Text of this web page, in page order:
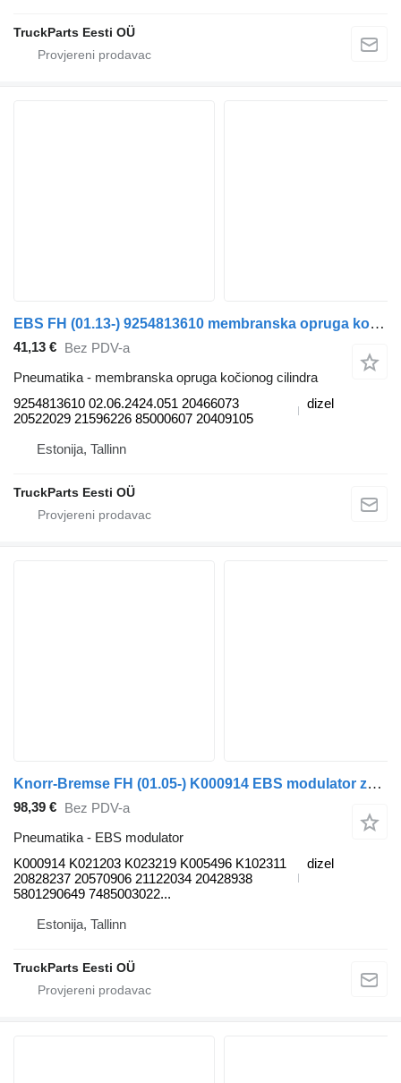
TruckParts Eesti OÜ
EBS FH (01.13-) 9254813610 membranska opruga kočionog cilindra za Volvo FH, FM, FMX-4 series (2013-) tegljača
41,13 € Bez PDV-a
Pneumatika - membranska opruga kočionog cilindra
9254813610 02.06.2424.051 20466073
20522029 21596226 85000607 20409105
dizel
Estonija, Tallinn
TruckParts Eesti OÜ
Knorr-Bremse FH (01.05-) K000914 EBS modulator za Volvo FH12, FH16, NH12, FH, VNL780 (1993-2014) tegljača
98,39 € Bez PDV-a
Pneumatika - EBS modulator
K000914 K021203 K023219 K005496 K102311
20828237 20570906 21122034 20428938
5801290649 7485003022...
dizel
Estonija, Tallinn
TruckParts Eesti OÜ